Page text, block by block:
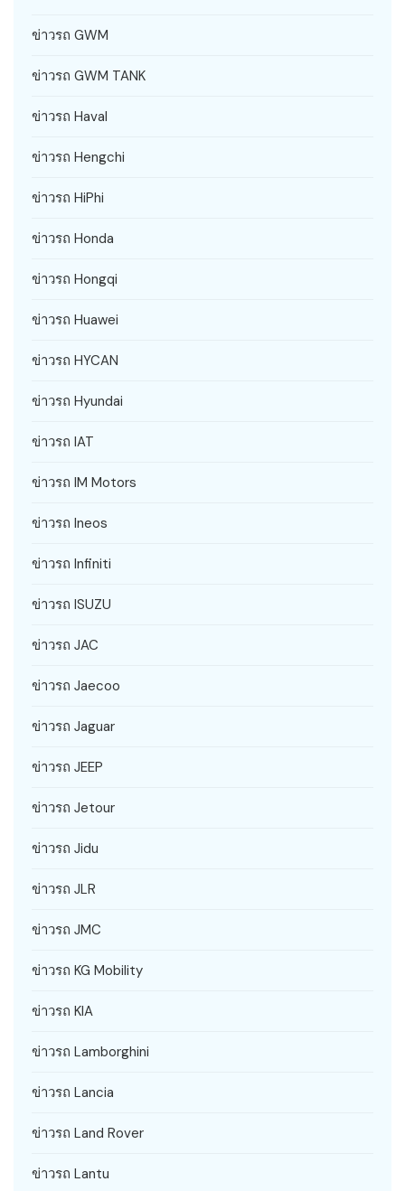
ข่าวรถ GWM
ข่าวรถ GWM TANK
ข่าวรถ Haval
ข่าวรถ Hengchi
ข่าวรถ HiPhi
ข่าวรถ Honda
ข่าวรถ Hongqi
ข่าวรถ Huawei
ข่าวรถ HYCAN
ข่าวรถ Hyundai
ข่าวรถ IAT
ข่าวรถ IM Motors
ข่าวรถ Ineos
ข่าวรถ Infiniti
ข่าวรถ ISUZU
ข่าวรถ JAC
ข่าวรถ Jaecoo
ข่าวรถ Jaguar
ข่าวรถ JEEP
ข่าวรถ Jetour
ข่าวรถ Jidu
ข่าวรถ JLR
ข่าวรถ JMC
ข่าวรถ KG Mobility
ข่าวรถ KIA
ข่าวรถ Lamborghini
ข่าวรถ Lancia
ข่าวรถ Land Rover
ข่าวรถ Lantu